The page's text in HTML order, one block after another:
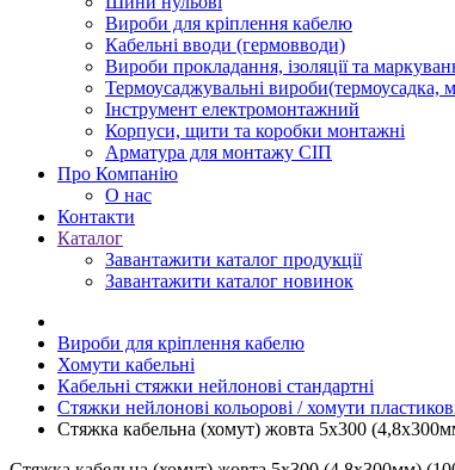
Вироби для кріплення кабелю
Кабельні вводи (гермовводи)
Вироби прокладання, iзоляції та
Термоусаджувальні вироби(термоусадка,
Інструмент електромонтажний
Корпуси, щити та коробки монтажні
Арматура для монтажу СІП
Про Компанію
О нас
Контакти
Каталог
Завантажити каталог продукції
Завантажити каталог новинок
Вироби для кріплення кабелю
Хомути кабельні
Кабельні стяжки нейлонові стандартні
Стяжки нейлонові кольорові / хомути
Стяжка кабельна (хомут) жовта 5х300